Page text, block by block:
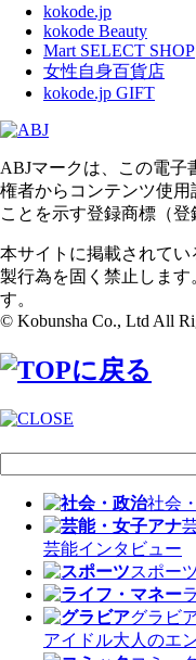
kokode.jp
kokode Beauty
Mart SELECT SHOP
女性自身百貨店
kokode.jp GIFT
ABJマークは、この電子
権者からコンテンツ使
ことを示す登録商標（登
本サイトに掲載されて
製行為を固く禁止しま
す。
© Kobunsha Co., Ltd All
社会
芸能インタビュー
スポー
グラビ
アイドル大人のエ